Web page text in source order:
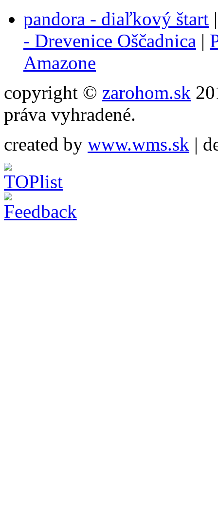
pandora - diaľkový štart
- Drevenice Oščadnica |
Amazone
copyright © zarohom.sk
práva vyhradené.
created by www.wms.sk |